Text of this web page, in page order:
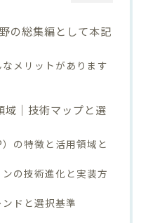
の総集編として本記
メリットがあります
域｜技術マップと選
の特徴と活用領域と
の技術進化と実装方
ドと選択基準